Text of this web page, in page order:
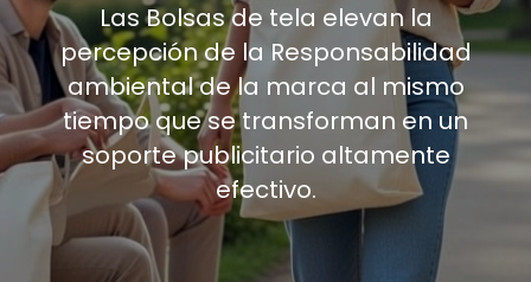
Las Bolsas de tela elevan la
percepción de la Responsabilidad
ambiental de la marca al mismo
tiempo que se transforman en un
soporte publicitario altamente
efectivo.